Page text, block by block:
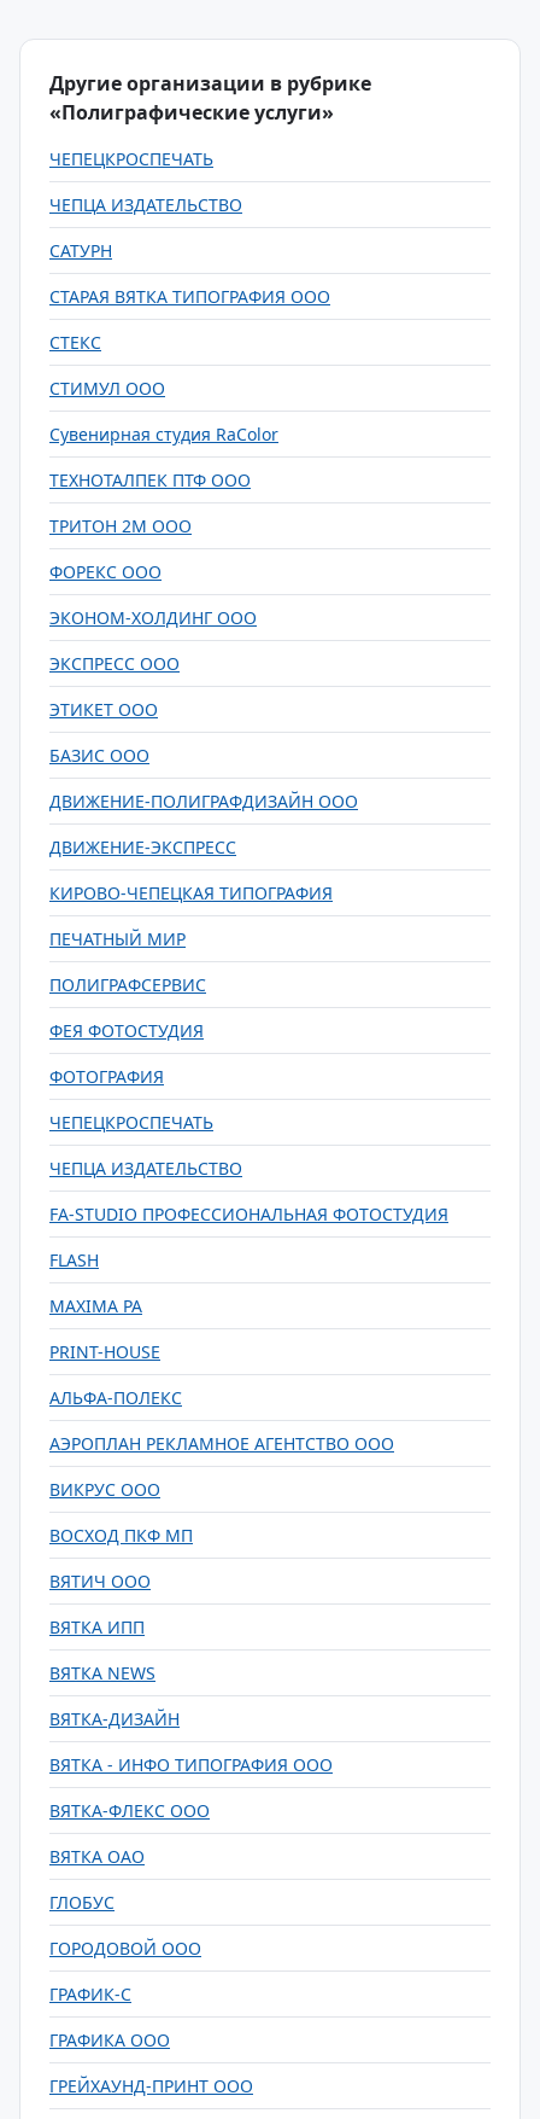
Другие организации в рубрике
«Полиграфические услуги»
ЧЕПЕЦКРОСПЕЧАТЬ
ЧЕПЦА ИЗДАТЕЛЬСТВО
САТУРН
СТАРАЯ ВЯТКА ТИПОГРАФИЯ ООО
СТЕКС
СТИМУЛ ООО
Сувенирная студия RaColor
ТЕХНОТАЛПЕК ПТФ ООО
ТРИТОН 2М ООО
ФОРЕКС ООО
ЭКОНОМ-ХОЛДИНГ ООО
ЭКСПРЕСС ООО
ЭТИКЕТ ООО
БАЗИС ООО
ДВИЖЕНИЕ-ПОЛИГРАФДИЗАЙН ООО
ДВИЖЕНИЕ-ЭКСПРЕСС
КИРОВО-ЧЕПЕЦКАЯ ТИПОГРАФИЯ
ПЕЧАТНЫЙ МИР
ПОЛИГРАФСЕРВИС
ФЕЯ ФОТОСТУДИЯ
ФОТОГРАФИЯ
ЧЕПЕЦКРОСПЕЧАТЬ
ЧЕПЦА ИЗДАТЕЛЬСТВО
FA-STUDIO ПРОФЕССИОНАЛЬНАЯ ФОТОСТУДИЯ
FLASH
MAXIMA РА
PRINT-HOUSE
АЛЬФА-ПОЛЕКС
АЭРОПЛАН РЕКЛАМНОЕ АГЕНТСТВО ООО
ВИКРУС ООО
ВОСХОД ПКФ МП
ВЯТИЧ ООО
ВЯТКА ИПП
ВЯТКА NEWS
ВЯТКА-ДИЗАЙН
ВЯТКА - ИНФО ТИПОГРАФИЯ ООО
ВЯТКА-ФЛЕКС ООО
ВЯТКА ОАО
ГЛОБУС
ГОРОДОВОЙ ООО
ГРАФИК-С
ГРАФИКА ООО
ГРЕЙХАУНД-ПРИНТ ООО